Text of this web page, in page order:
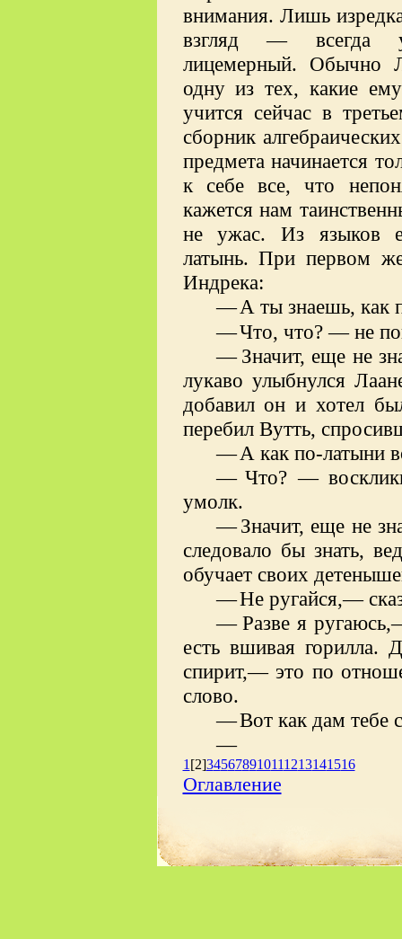
внимания. Лишь
взгляд — всегда
лицемерный. Обычно
одну из тех, какие
учится сейчас в
сборник
предмета начинается
к себе все, что
кажется нам
не ужас. Из языков
латынь. При первом
Индрека:
—А ты знаешь, как
—Что, что? — не
— Значит, еще не
лукаво улыбнулся
добавил он и хотел
перебил Вутть,
—А как по-латыни
— Что? —
умолк.
—Значит, еще не
следовало бы знать,
обучает своих
—Не ругайся,—
— Разве я
есть вшивая горилла.
спирит,— это по
слово.
—Вот как дам тебе
—
1 [2]345678910111213141516
Оглавление